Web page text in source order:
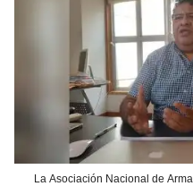
La Asociación Nacional de